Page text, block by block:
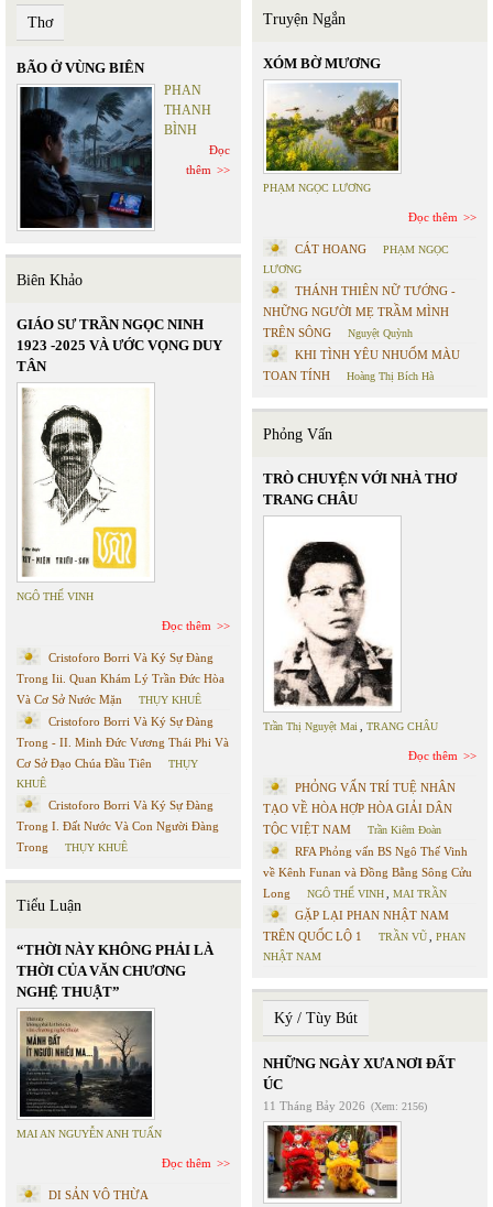
Thơ
BÃO Ở VÙNG BIÊN
PHAN
THANH
BÌNH
Đọc
thêm
Biên Khảo
GIÁO SƯ TRẦN NGỌC NINH
1923 -2025 VÀ ƯỚC VỌNG DUY
TÂN
NGÔ THẾ VINH
Đọc thêm
Cristoforo Borri Và Ký Sự Đàng
Trong Iii. Quan Khám Lý Trần Đức Hòa
Và Cơ Sở Nước Mặn
THỤY KHUÊ
Cristoforo Borri Và Ký Sự Đàng
Trong - II. Minh Đức Vương Thái Phi Và
Cơ Sở Đạo Chúa Đầu Tiên
THỤY
KHUÊ
Cristoforo Borri Và Ký Sự Đàng
Trong I. Đất Nước Và Con Người Đàng
Trong
THỤY KHUÊ
Tiểu Luận
“THỜI NÀY KHÔNG PHẢI LÀ
THỜI CỦA VĂN CHƯƠNG
NGHỆ THUẬT”
MAI AN NGUYỄN ANH TUẤN
Đọc thêm
DI SẢN VÔ THỪA
Truyện Ngắn
XÓM BỜ MƯƠNG
PHẠM NGỌC LƯƠNG
Đọc thêm
CÁT HOANG
PHẠM NGỌC
LƯƠNG
THÁNH THIÊN NỮ TƯỚNG -
NHỮNG NGƯỜI MẸ TRẦM MÌNH
TRÊN SÔNG
Nguyệt Quỳnh
KHI TÌNH YÊU NHUỐM MÀU
TOAN TÍNH
Hoàng Thị Bích Hà
Phỏng Vấn
TRÒ CHUYỆN VỚI NHÀ THƠ
TRANG CHÂU
Trần Thị Nguyệt Mai TRANG CHÂU
Đọc thêm
PHỎNG VẤN TRÍ TUỆ NHÂN
TẠO VỀ HÒA HỢP HÒA GIẢI DÂN
TỘC VIỆT NAM
Trần Kiêm Đoàn
RFA Phỏng vấn BS Ngô Thế Vinh
về Kênh Funan và Đồng Bằng Sông Cửu
Long
NGÔ THẾ VINH MAI TRẦN
GẶP LẠI PHAN NHẬT NAM
TRÊN QUỐC LỘ 1
TRẦN VŨ
PHAN
NHẬT NAM
Ký / Tùy Bút
NHỮNG NGÀY XƯA NƠI ĐẤT
ÚC
11 Tháng Bảy 2026 (Xem: 2156)